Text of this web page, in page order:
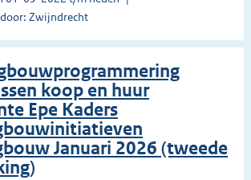
Zwijndrecht
koop en huur
Epe Kaders
Januari 2026 (tweede